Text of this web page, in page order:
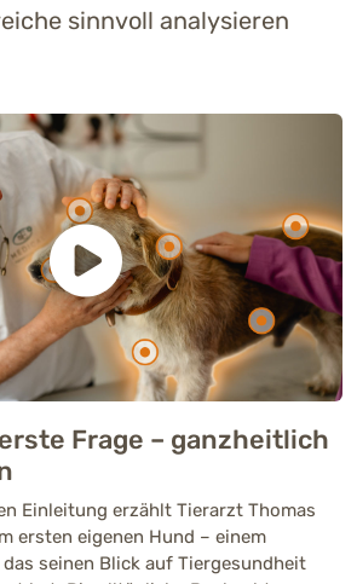
sinnvoll analysieren
Frage – ganzheitlich
Einleitung erzählt Tierarzt Thomas
ersten eigenen Hund – einem
seinen Blick auf Tiergesundheit